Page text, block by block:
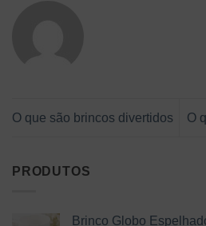
O que são brincos divertidos O
PRODUTOS
Brinco Globo